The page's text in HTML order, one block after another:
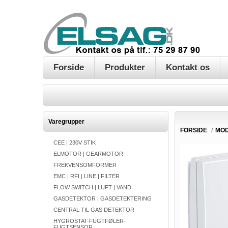
Forside Produkter Kontakt os
Varegrupper
CEE | 230V STIK
ELMOTOR | GEARMOTOR
FREKVENSOMFORMER
EMC | RFI | LINE | FILTER
FLOW SWITCH | LUFT | VAND
GASDETEKTOR | GASDETEKTERING
CENTRAL TIL GAS DETEKTOR
HYGROSTAT-FUGTFØLER-
FORSIDE /